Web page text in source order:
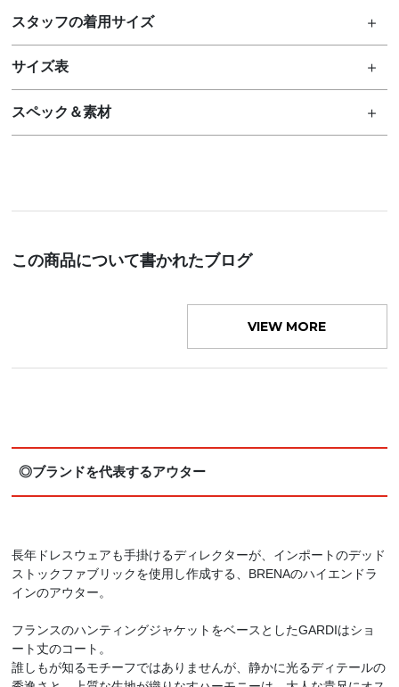
スタッフの着用サイズ
サイズ表
スペック＆素材
この商品について書かれたブログ
VIEW MORE
◎ブランドを代表するアウター
長年ドレスウェアも手掛けるディレクターが、インポートのデッド
ストックファブリックを使用し作成する、BRENAのハイエンドラ
インのアウター。
フランスのハンティングジャケットをベースとしたGARDIはショ
ート丈のコート。
誰しもが知るモチーフではありませんが、静かに光るディテールの